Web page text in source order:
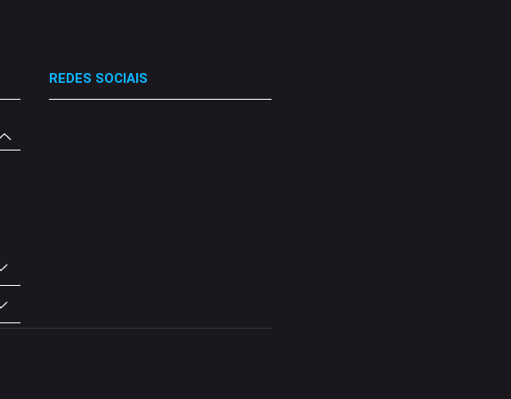
REDES SOCIAIS